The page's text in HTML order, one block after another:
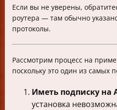
Если вы не уверены,
роутера — там обычно
протоколы.
Рассмотрим процесс на
поскольку это один из самых
Иметь подписку на
установка